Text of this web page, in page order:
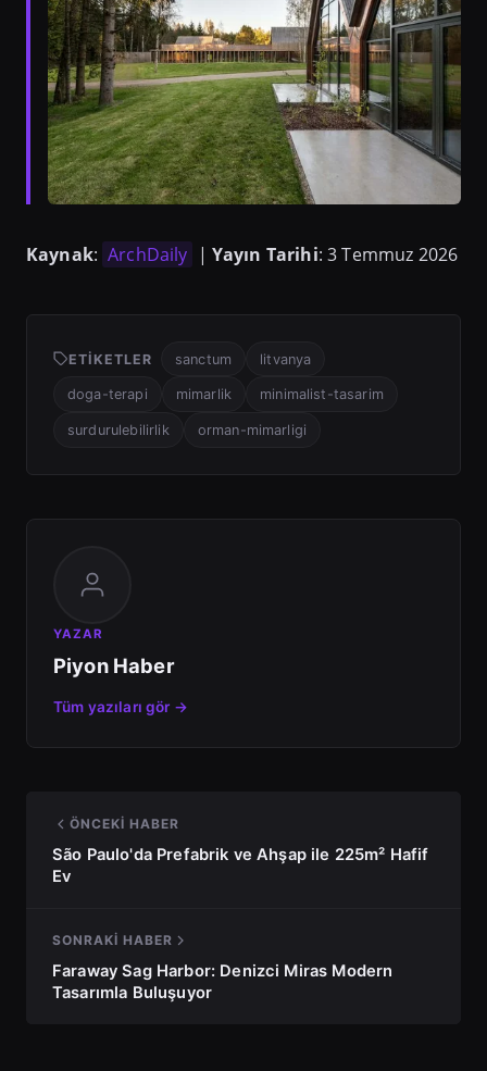
Kaynak: ArchDaily | Yayın Tarihi: 3 Temmuz 2026
ETIKETLER sanctum litvanya
doga-terapi mimarlik minimalist-tasarim
surdurulebilirlik orman-mimarligi
YAZAR
Piyon Haber
Tüm yazıları gör →
ÖNCEKI HABER
São Paulo'da Prefabrik ve Ahşap ile 225m² Hafif
Ev
SONRAKI HABER
Faraway Sag Harbor: Denizci Miras Modern
Tasarımla Buluşuyor